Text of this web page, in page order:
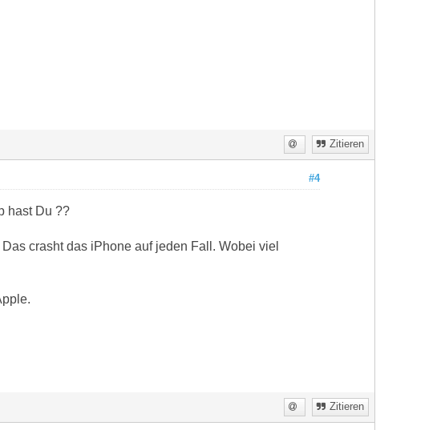
Zitieren
#4
hast Du ??
crasht das iPhone auf jeden Fall. Wobei viel
Zitieren